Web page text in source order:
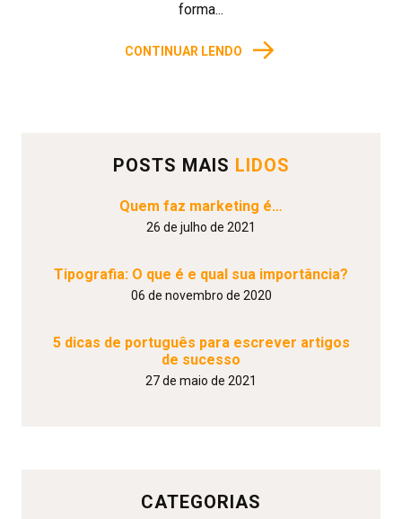
forma...
CONTINUAR LENDO →
POSTS MAIS LIDOS
Quem faz marketing é…
26 de julho de 2021
Tipografia: O que é e qual sua importância?
06 de novembro de 2020
5 dicas de português para escrever artigos
de sucesso
27 de maio de 2021
CATEGORIAS